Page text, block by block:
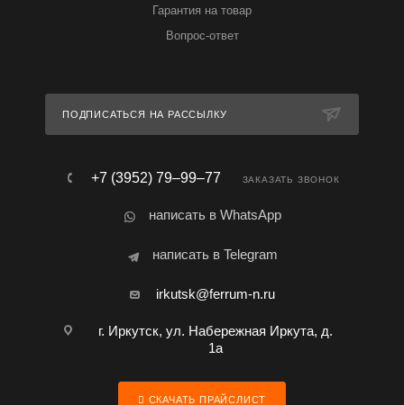
Гарантия на товар
Вопрос-ответ
ПОДПИСАТЬСЯ НА РАССЫЛКУ
+7 (3952) 79‒99‒77 ЗАКАЗАТЬ ЗВОНОК
написать в WhatsApp
написать в Telegram
irkutsk@ferrum-n.ru
г. Иркутск, ул. Набережная Иркута, д.
1а
СКАЧАТЬ ПРАЙСЛИСТ